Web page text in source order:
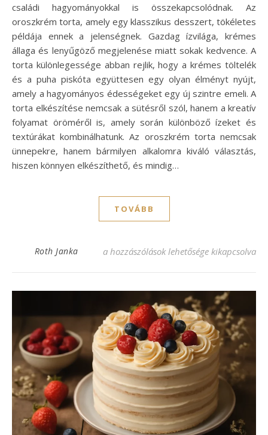
családi hagyományokkal is összekapcsolódnak. Az
oroszkrém torta, amely egy klasszikus desszert, tökéletes
példája ennek a jelenségnek. Gazdag ízvilága, krémes
állaga és lenyűgöző megjelenése miatt sokak kedvence. A
torta különlegessége abban rejlik, hogy a krémes töltelék
és a puha piskóta együttesen egy olyan élményt nyújt,
amely a hagyományos édességeket egy új szintre emeli. A
torta elkészítése nemcsak a sütésről szól, hanem a kreatív
folyamat öröméről is, amely során különböző ízeket és
textúrákat kombinálhatunk. Az oroszkrém torta nemcsak
ünnepekre, hanem bármilyen alkalomra kiváló választás,
hiszen könnyen elkészíthető, és mindig…
TOVÁBB
Roth Janka Oroszkrém torta recept: Az ínycsiklandó
a hozzászólások lehetősége kikapcsolva